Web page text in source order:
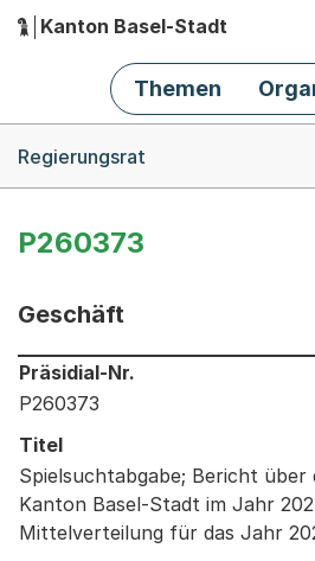
Hauptnavigation
Kanton Basel-Stadt
Themen
Regierungsrat
P260373
Geschäft
Informationen zum
Präsidial-Nr.
P260373
Titel
Spielsuchtabgabe; Bericht über
Kanton Basel-Stadt im Jahr
Mittelverteilung für das Jahr